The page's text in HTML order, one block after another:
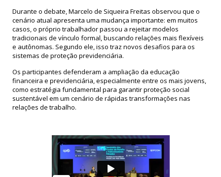
Durante o debate, Marcelo de Siqueira Freitas observou que o
cenário atual apresenta uma mudança importante: em muitos
casos, o próprio trabalhador passou a rejeitar modelos
tradicionais de vínculo formal, buscando relações mais flexíveis
e autônomas. Segundo ele, isso traz novos desafios para os
sistemas de proteção previdenciária.
Os participantes defenderam a ampliação da educação
financeira e previdenciária, especialmente entre os mais jovens,
como estratégia fundamental para garantir proteção social
sustentável em um cenário de rápidas transformações nas
relações de trabalho.